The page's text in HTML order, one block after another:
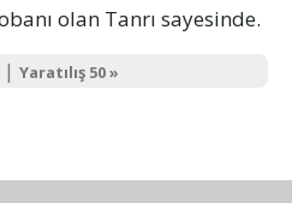
olan Tanrı sayesinde.
| Yaratılış 50 »